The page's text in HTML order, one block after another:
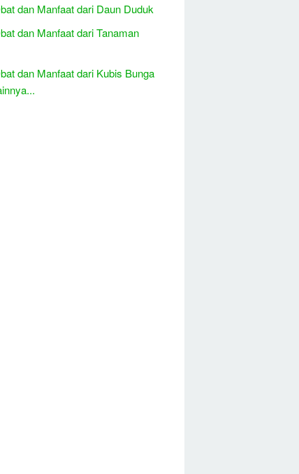
dan Manfaat dari Daun Duduk
dan Manfaat dari Tanaman
dan Manfaat dari Kubis Bunga